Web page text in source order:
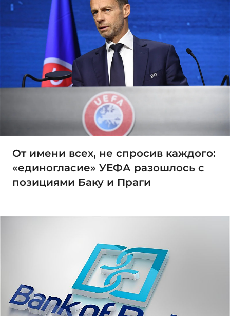
От имени всех, не спросив каждого:
«единогласие» УЕФА разошлось с
позициями Баку и Праги